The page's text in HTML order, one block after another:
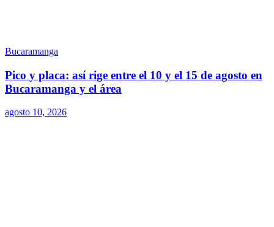
Bucaramanga
Pico y placa: así rige entre el 10 y el 15 de agosto en
Bucaramanga y el área
agosto 10, 2026